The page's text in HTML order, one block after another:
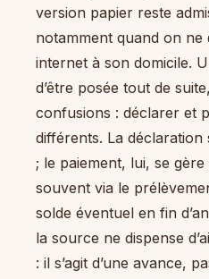
version papier reste
notamment quand on ne
internet à son domicile.
d’être posée tout de
confusions : déclarer et
différents. La déclaration
; le paiement, lui, se
souvent via le
solde éventuel en fin
la source ne dispense
: il s’agit d’une avance,